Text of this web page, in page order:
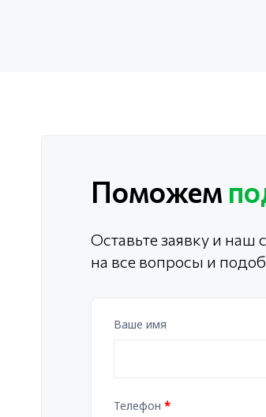
Поможем
Оставьте заявку и наш
на все вопросы и